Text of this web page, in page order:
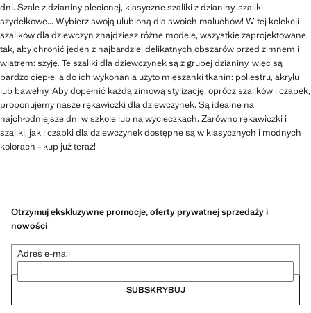
dni. Szale z dzianiny plecionej, klasyczne szaliki z dzianiny, szaliki
szydełkowe... Wybierz swoją ulubioną dla swoich maluchów! W tej kolekcji
szalików dla dziewczyn znajdziesz różne modele, wszystkie zaprojektowane
tak, aby chronić jeden z najbardziej delikatnych obszarów przed zimnem i
wiatrem: szyję. Te szaliki dla dziewczynek są z grubej dzianiny, więc są
bardzo ciepłe, a do ich wykonania użyto mieszanki tkanin: poliestru, akrylu
lub bawełny. Aby dopełnić każdą zimową stylizację, oprócz szalików i czapek,
proponujemy nasze rękawiczki dla dziewczynek. Są idealne na
najchłodniejsze dni w szkole lub na wycieczkach. Zarówno rękawiczki i
szaliki, jak i czapki dla dziewczynek dostępne są w klasycznych i modnych
kolorach - kup już teraz!
Otrzymuj ekskluzywne promocje, oferty prywatnej sprzedaży i
nowości
Adres e-mail
SUBSKRYBUJ